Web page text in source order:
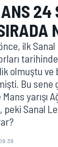
24
ilk Sanal
olmuştu ve
Bu sene
yarışı
Sanal